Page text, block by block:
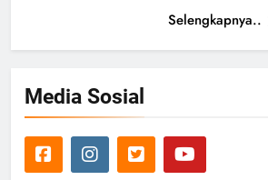
Selengkapnya..
Media Sosial